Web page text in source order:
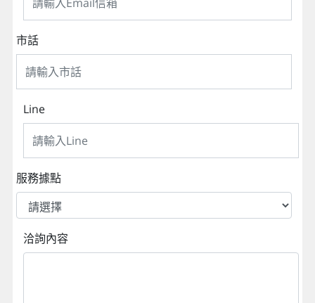
市話
Line
服務據點
洽詢內容